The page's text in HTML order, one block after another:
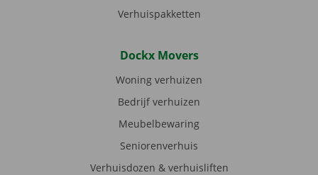
Verhuispakketten
Dockx Movers
Woning verhuizen
Bedrijf verhuizen
Meubelbewaring
Seniorenverhuis
Verhuisdozen & verhuisliften